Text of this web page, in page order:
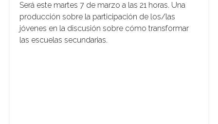
Será este martes 7 de marzo a las 21 horas. Una
producción sobre la participación de los/las
jóvenes en la discusión sobre cómo transformar
las escuelas secundarias.